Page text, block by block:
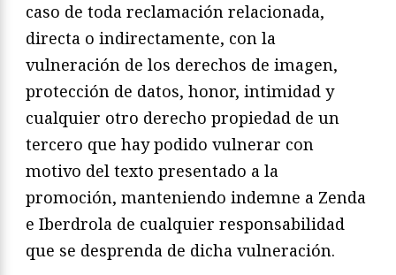
caso de toda reclamación relacionada,
directa o indirectamente, con la
vulneración de los derechos de imagen,
protección de datos, honor, intimidad y
cualquier otro derecho propiedad de un
tercero que hay podido vulnerar con
motivo del texto presentado a la
promoción, manteniendo indemne a Zenda
e Iberdrola de cualquier responsabilidad
que se desprenda de dicha vulneración.